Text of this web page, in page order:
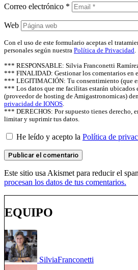
Correo electrónico *
Web
Con el uso de este formulario aceptas el
personales según nuestra Política de Privacidad.
*** RESPONSABLE: Silvia Franconetti
*** FINALIDAD: Gestionar los comentarios en
*** LEGITIMACIÓN: Tu consentimiento (que
*** Los datos que me facilitas estarán ubicados
(proveedor de hosting de Amigastronomicas)
privacidad de IONOS.
*** DERECHOS: Por supuesto tienes derecho,
limitar y suprimir tus datos.
He leído y acepto la Política de
Este sitio usa Akismet para reducir el
procesan los datos de tus comentarios.
EQUIPO
SilviaFranconetti